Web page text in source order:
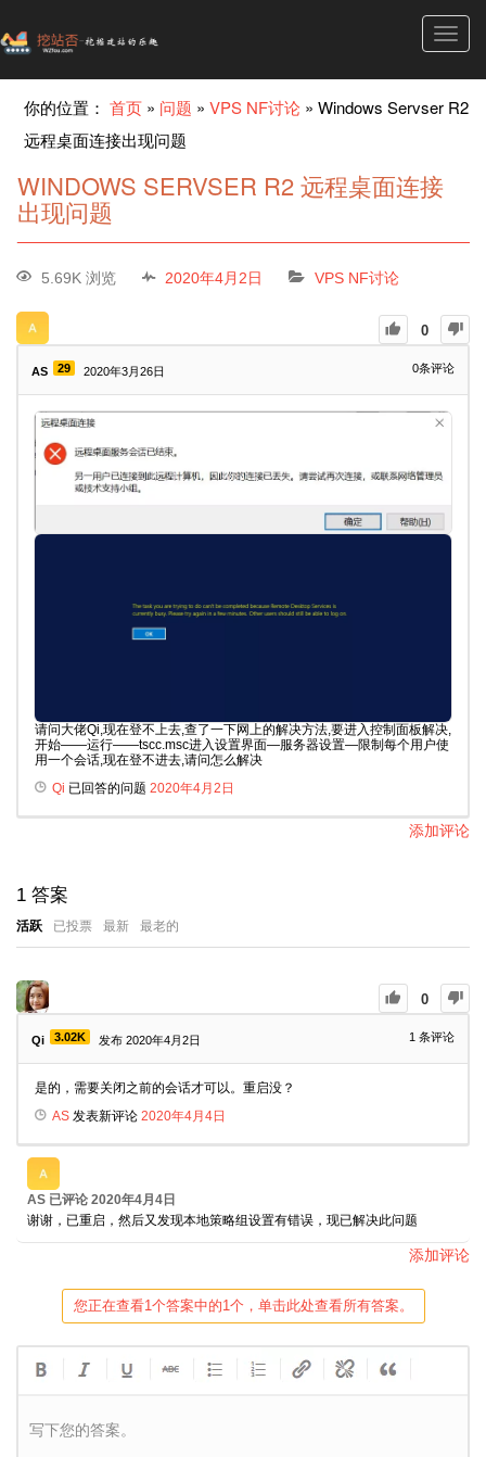
你的位置：首页 » 问题 »VPS NF讨论 »Windows Servser R2
远程桌面连接出现问题
WINDOWS SERVSER R2 远程桌面连接
出现问题
5.69K 浏览 2020年4月2日 VPS NF讨论
0
AS 29 2020年3月26日 0条评论
请问大佬Qi,现在登不上去,查了一下网上的解决方法,要进入控制面板解决,
开始——运行——tscc.msc进入设置界面—服务器设置—限制每个用户使
用一个会话,现在登不进去,请问怎么解决
Qi 已回答的问题 2020年4月2日
添加评论
1 答案
活跃 已投票 最新 最老的
0
Qi 3.02K 发布 2020年4月2日 1 条评论
是的，需要关闭之前的会话才可以。重启没？
AS 发表新评论 2020年4月4日
AS 已评论 2020年4月4日
谢谢，已重启，然后又发现本地策略组设置有错误，现已解决此问题
添加评论
您正在查看1个答案中的1个，单击此处查看所有答案。
写下您的答案。